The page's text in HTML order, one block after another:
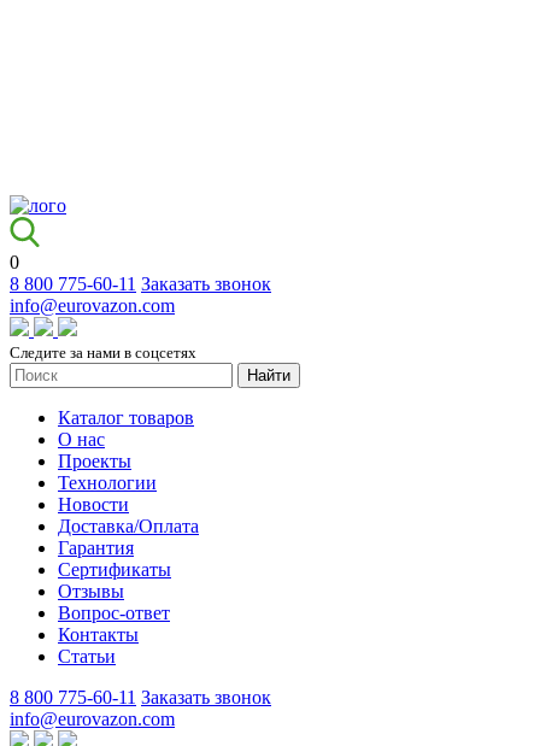
0
8 800 775-60-11 Заказать звонок
info@eurovazon.com
Следите за нами в соцсетях
Найти
Каталог товаров
О нас
Проекты
Технологии
Новости
Доставка/Оплата
Гарантия
Сертификаты
Отзывы
Вопрос-ответ
Контакты
Статьи
8 800 775-60-11 Заказать звонок
info@eurovazon.com